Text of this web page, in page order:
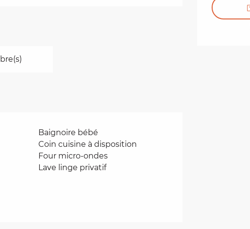
Baignoire bébé
Coin cuisine à disposition
Four micro-ondes
Lave linge privatif